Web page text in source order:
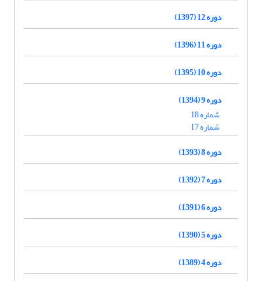
دوره 12 (1397)
دوره 11 (1396)
دوره 10 (1395)
دوره 9 (1394)
شماره 18
شماره 17
دوره 8 (1393)
دوره 7 (1392)
دوره 6 (1391)
دوره 5 (1390)
دوره 4 (1389)